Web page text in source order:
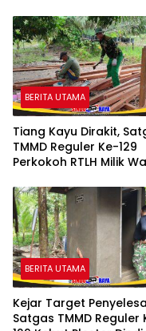
BERITA UTAMA
Tiang Kayu Dirakit,
TMMD Reguler Ke-129
Perkokoh RTLH Milik
BERITA UTAMA
Kejar Target
Satgas TMMD Reguler